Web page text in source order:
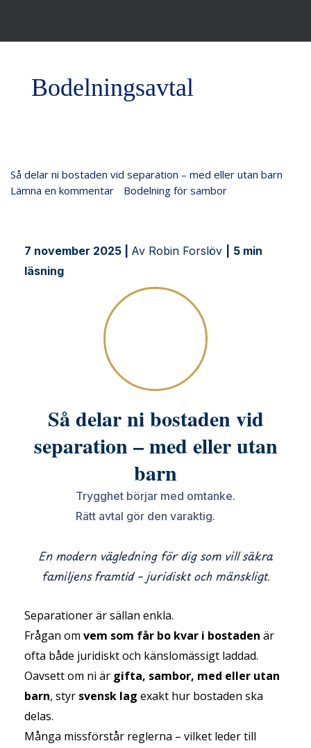
Bodelningsavtal
Så delar ni bostaden vid separation – med eller utan barn
Lämna en kommentar
Bodelning för sambor
7 november 2025 | Av Robin Forslöv
5 min
läsning
Så delar ni bostaden vid
separation – med eller utan
barn
Trygghet börjar med omtanke.
Rätt avtal gör den varaktig.
En modern vägledning för dig som vill säkra
familjens framtid – juridiskt och mänskligt.
Separationer är sällan enkla.
Frågan om vem som får bo kvar i bostaden är
ofta både juridiskt och känslomässigt laddad.
Oavsett om ni är gifta, sambor, med eller utan
barn, styr svensk lag exakt hur bostaden ska
delas.
Många missförstår reglerna – vilket leder till
delar
ni
separation